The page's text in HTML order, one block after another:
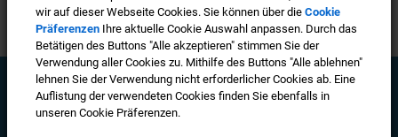
wir auf dieser Webseite Cookies. Sie können über die Cookie
Präferenzen Ihre aktuelle Cookie Auswahl anpassen. Durch das
Betätigen des Buttons "Alle akzeptieren" stimmen Sie der
Verwendung aller Cookies zu. Mithilfe des Buttons "Alle ablehnen"
lehnen Sie der Verwendung nicht erforderlicher Cookies ab. Eine
Auflistung der verwendeten Cookies finden Sie ebenfalls in
unseren Cookie Präferenzen.
wir auf dieser Webseite Cookies. Sie können über die Cookie
Präferenzen Ihre aktuelle Cookie Auswahl anpassen. Durch das
Betätigen des Buttons "Alle akzeptieren" stimmen Sie der
Verwendung aller Cookies zu. Mithilfe des Buttons "Alle ablehnen"
lehnen Sie der Verwendung nicht erforderlicher Cookies ab. Eine
Auflistung der verwendeten Cookies finden Sie ebenfalls in
unseren Cookie Präferenzen.